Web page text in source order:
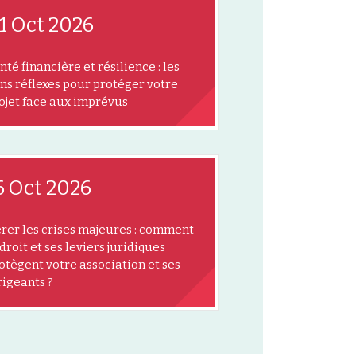
Oct 2026
financière et résilience : les
réflexes pour protéger votre
face aux imprévus
Oct 2026
les crises majeures : comment
et ses leviers juridiques
votre association et ses
?